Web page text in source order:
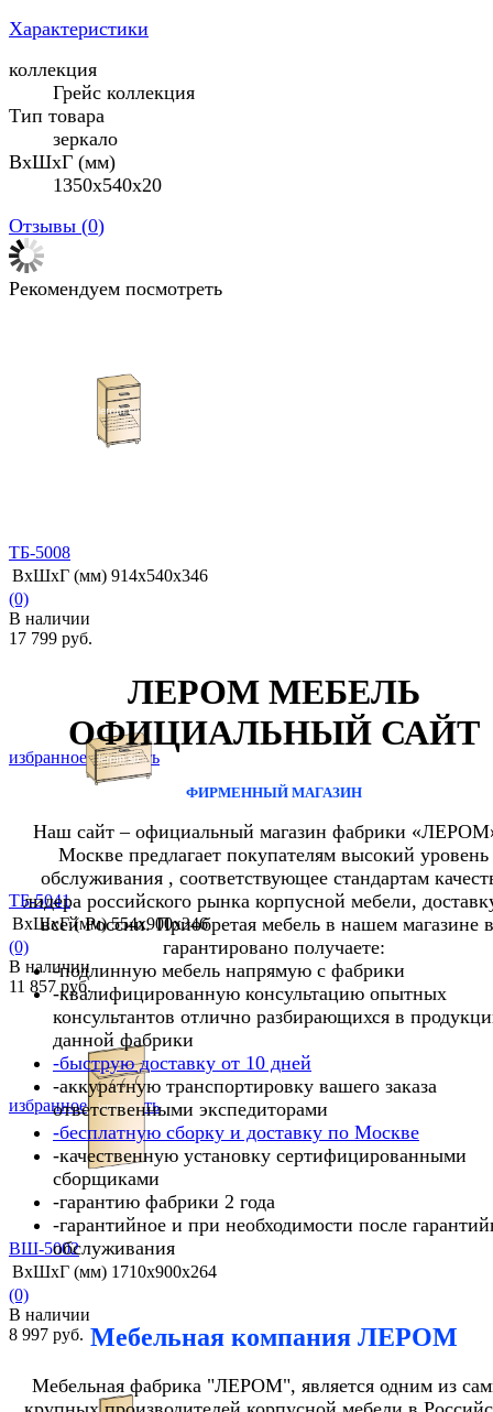
Характеристики
коллекция
Грейс коллекция
Тип товара
зеркало
ВхШхГ (мм)
1350х540х20
Отзывы (0)
Рекомендуем посмотреть
избранное сравнить
ТБ-5008
ВхШхГ (мм) 914х540х346
(0)
В наличии
17 799 руб.
избранное сравнить
ТБ-5041
ВхШхГ (мм) 554х900х346
(0)
В наличии
11 857 руб.
ВШ-5002
ВхШхГ (мм) 1710х900х264
(0)
В наличии
8 997 руб.
ЛЕРОМ МЕБЕЛЬ
ОФИЦИАЛЬНЫЙ САЙТ
ФИРМЕННЫЙ МАГАЗИН
Наш сайт – официальный магазин фабрики
Москве предлагает покупателям высокий уровень
обслуживания , соответствующее стандартам
лидера российского рынка корпусной мебели,
всей России. Приобретая мебель в нашем магазине
гарантировано получаете:
-подлинную мебель напрямую с фабрики
-квалифицированную консультацию опытных
консультантов отлично разбирающихся в
данной фабрики
-быструю доставку от 10 дней
-аккуратную транспортировку вашего заказа
ответственными экспедиторами
-бесплатную сборку и доставку по Москве
-качественную установку сертифицированными
сборщиками
-гарантию фабрики 2 года
-гарантийное и при необходимости после
обслуживания
Мебельная компания ЛЕРОМ
Мебельная фабрика "ЛЕРОМ", является одним из